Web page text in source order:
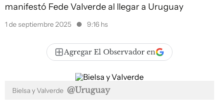
manifestó Fede Valverde al llegar a Uruguay
1 de septiembre 2025 9:16 hs
Agregar El Observador en
Bielsa y Valverde @Uruguay